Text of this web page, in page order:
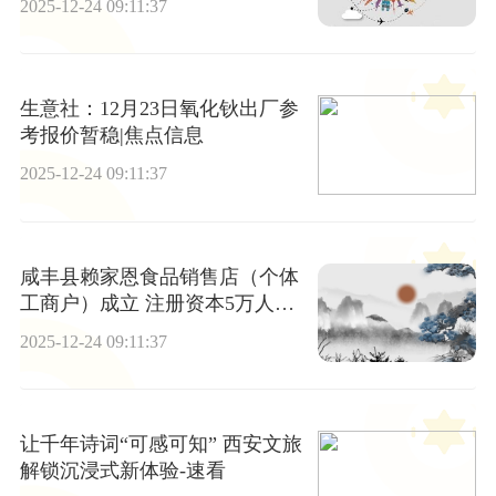
2025-12-24 09:11:37
生意社：12月23日氧化钬出厂参
考报价暂稳|焦点信息
2025-12-24 09:11:37
咸丰县赖家恩食品销售店（个体
工商户）成立 注册资本5万人民
2025-12-24 09:11:37
让千年诗词“可感可知” 西安文旅
解锁沉浸式新体验-速看